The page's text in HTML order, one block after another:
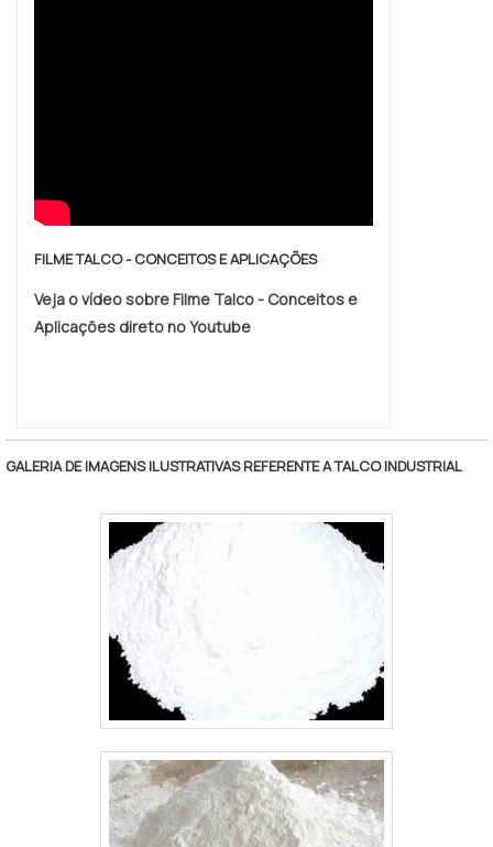
FILME TALCO - CONCEITOS E APLICAÇÕES
Veja o vídeo sobre Filme Talco - Conceitos e
Aplicações direto no Youtube
GALERIA DE IMAGENS ILUSTRATIVAS REFERENTE A TALCO INDUSTRIAL